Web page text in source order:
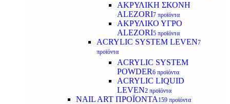
ΑΚΡΥΛΙΚΗ ΣΚΟΝΗ
ALEZORI7 προϊόντα
ΑΚΡΥΛΙΚΟ ΥΓΡΟ
ALEZORI5 προϊόντα
ACRYLIC SYSTEM LEVEN7
προϊόντα
ACRYLIC SYSTEM
POWDER6 προϊόντα
ACRYLIC LIQUID
LEVEN2 προϊόντα
NAIL ART ΠΡΟΪΟΝΤΑ 159 προϊόντα